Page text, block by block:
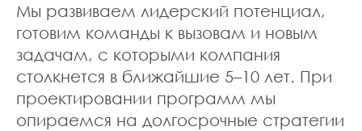
Мы развиваем лидерский потенциал,
готовим команды к вызовам и новым
задачам, с которыми компания
столкнется в ближайшие 5–10 лет. При
проектировании программ мы
опираемся на долгосрочные стратегии